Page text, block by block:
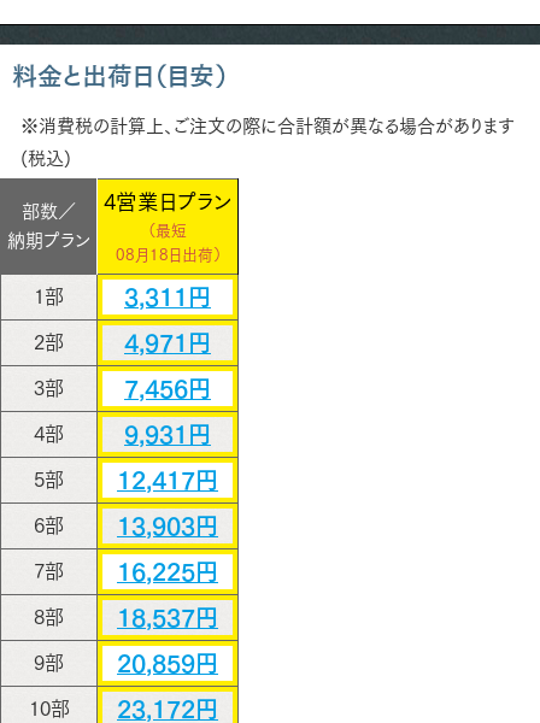
料金と出荷日（目安）
※消費税の計算上、ご注文の際に合計額が異なる場合があります
(税込)
部数／
納期プラン
4営業日プラン
（最短
08月18日出荷）
1部 3,311円
2部 4,971円
3部 7,456円
4部 9,931円
5部 12,417円
6部 13,903円
7部 16,225円
8部 18,537円
9部 20,859円
10部 23,172円